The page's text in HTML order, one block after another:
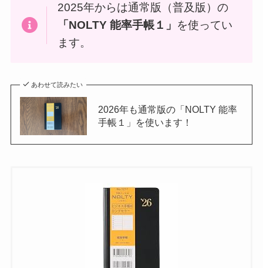
2025年からは通常版（普及版）の
「NOLTY 能率手帳１」 を使ってい
ます。
あわせて読みたい
2026年も通常版の「NOLTY 能率
手帳１」を使います！